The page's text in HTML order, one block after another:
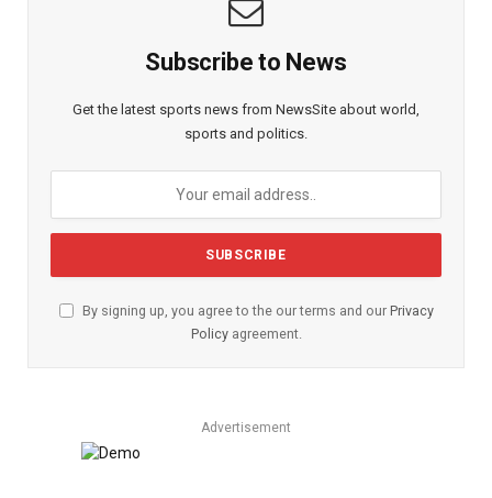
Subscribe to News
Get the latest sports news from NewsSite about world,
sports and politics.
By signing up, you agree to the our terms and our Privacy
Policyagreement.
Advertisement